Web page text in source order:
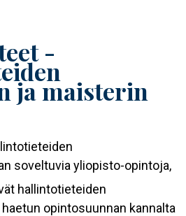
-
ja maisterin
soveltuvia yliopisto-opintoja,
hallintotieteiden
opintosuunnan kannalta